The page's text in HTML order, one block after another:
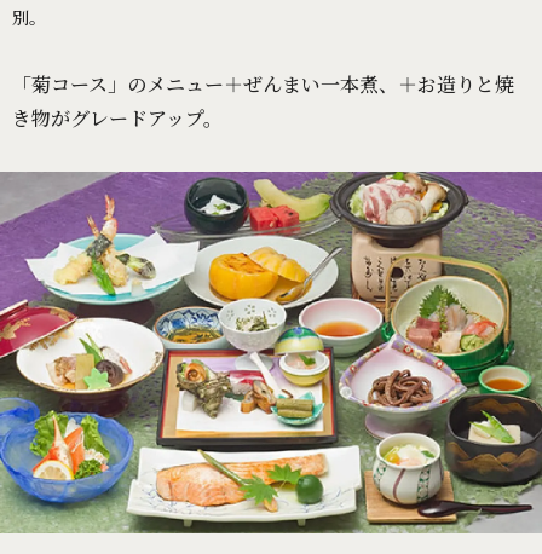
別。
「菊コース」のメニュー＋ぜんまい一本煮、＋お造りと焼
き物がグレードアップ。